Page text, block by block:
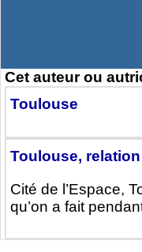
Cet auteur ou
Toulouse
Toulouse,
Cité de l’Espace,
qu’on a fait